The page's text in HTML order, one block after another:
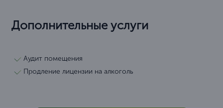
Дополнительные услуги
Аудит помещения
Продление лицензии на алкоголь